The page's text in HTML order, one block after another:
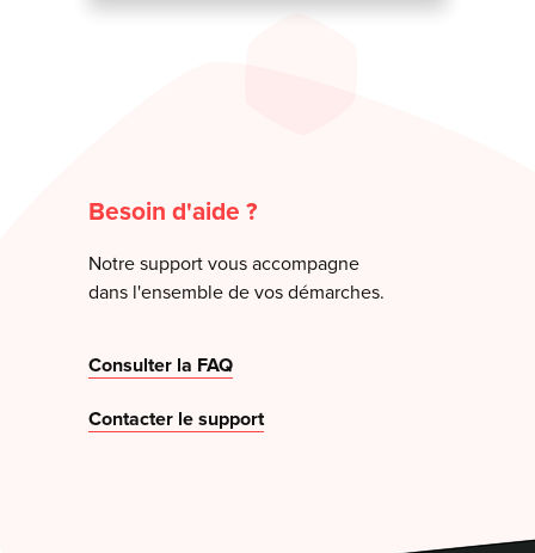
Besoin d'aide ?
Notre support vous accompagne
dans l'ensemble de vos démarches.
Consulter la FAQ
Contacter le support